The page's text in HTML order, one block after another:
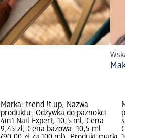
Wskazówki
Makijaż
Marka: trend !t up; Nazwa
produktu: Odżywka do paznokci
4in1 Nail Expert, 10,5 ml; Cena:
9,45 zł; Cena bazowa: 10,5 ml
Marka:
produktu:
skórek,
Cena